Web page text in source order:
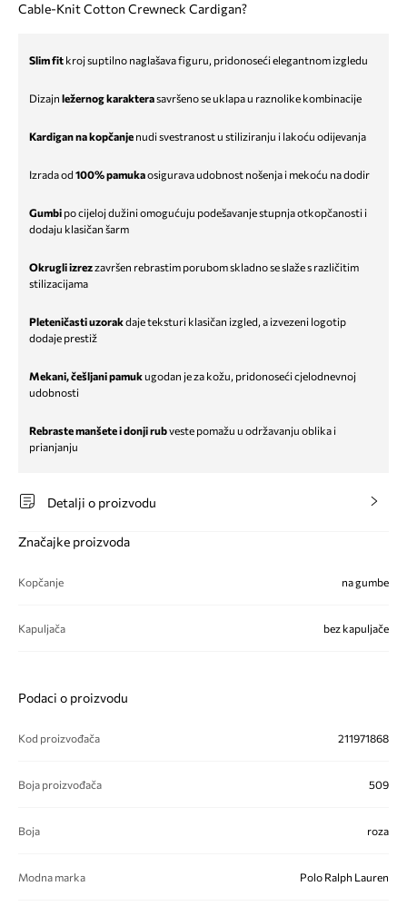
Cable-Knit Cotton Crewneck Cardigan?
Slim fit kroj suptilno naglašava figuru, pridonoseći elegantnom izgledu
Dizajn ležernog karakterasavršeno se uklapa u raznolike kombinacije
Kardigan na kopčanje nudi svestranost u stiliziranju i lakoću odijevanja
Izrada od 100% pamukaosigurava udobnost nošenja i mekoću na dodir
Gumbi po cijeloj dužini omogućuju podešavanje stupnja otkopčanosti i
dodaju klasičan šarm
Okrugli izrezzavršen rebrastim porubom skladno se slaže s različitim
stilizacijama
Pleteničasti uzorakdaje teksturi klasičan izgled, a izvezeni logotip
dodaje prestiž
Mekani, češljani pamukugodan je za kožu, pridonoseći cjelodnevnoj
udobnosti
Rebraste manšete i donji rubveste pomažu u održavanju oblika i
prianjanju
Detalji o proizvodu
Značajke proizvoda
Kopčanje na gumbe
Kapuljača bez kapuljače
Podaci o proizvodu
Kod proizvođača 211971868
Boja proizvođača 509
Boja roza
Modna marka Polo Ralph Lauren